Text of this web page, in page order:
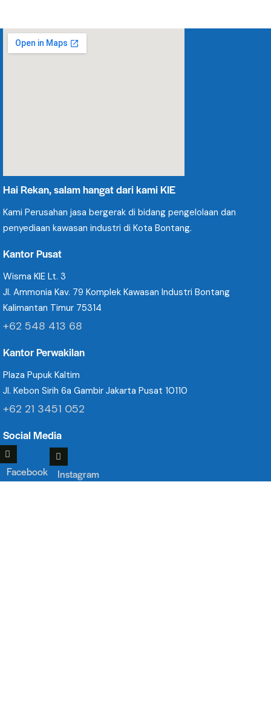
Hai Rekan, salam hangat dari kami KIE
Kami Perusahan jasa bergerak di bidang pengelolaan dan
penyediaan kawasan industri di Kota Bontang.
Kantor Pusat
Wisma KIE Lt. 3
Jl. Ammonia Kav. 79 Komplek Kawasan Industri Bontang
Kalimantan Timur 75314
+62 548 413 68
Kantor Perwakilan
Plaza Pupuk Kaltim
Jl. Kebon Sirih 6a Gambir Jakarta Pusat 10110
+62 21 3451 052
Social Media
Facebook Instagram